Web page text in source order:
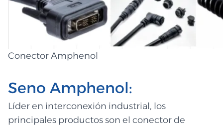
Conector Amphenol
Seno Amphenol:
Líder en interconexión industrial, los
principales productos son el conector de